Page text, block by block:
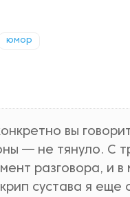
юмор
вы
— не тянуло. С
разговора, и
сустава я еще